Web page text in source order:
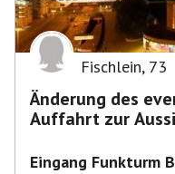
Fischlein, 73
Änderung des
Auffahrt zur
Eingang Funkturm